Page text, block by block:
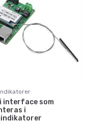
interface som
i